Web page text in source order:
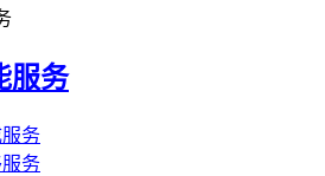
服务
务
务